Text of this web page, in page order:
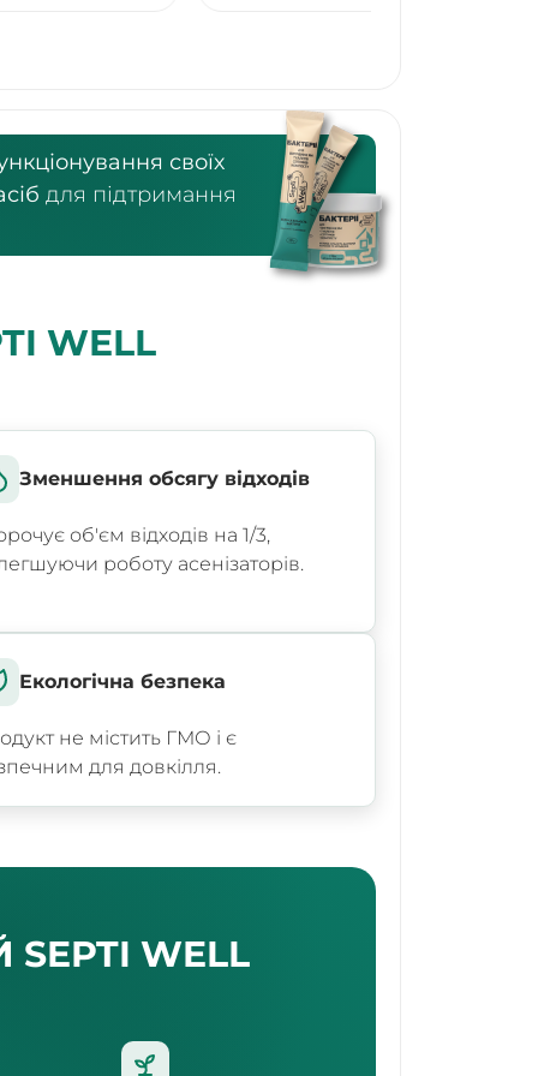
своїх
для підтримання
WELL
Зменшення обсягу відходів
об'єм відходів на 1/3,
роботу асенізаторів.
Екологічна безпека
не містить ГМО і є
для довкілля.
SEPTI WELL